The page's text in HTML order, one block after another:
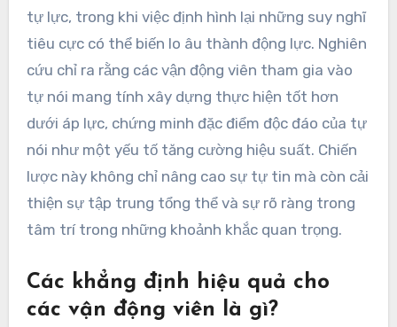
tự lực, trong khi việc định hình lại những suy nghĩ
tiêu cực có thể biến lo âu thành động lực. Nghiên
cứu chỉ ra rằng các vận động viên tham gia vào
tự nói mang tính xây dựng thực hiện tốt hơn
dưới áp lực, chứng minh đặc điểm độc đáo của tự
nói như một yếu tố tăng cường hiệu suất. Chiến
lược này không chỉ nâng cao sự tự tin mà còn cải
thiện sự tập trung tổng thể và sự rõ ràng trong
tâm trí trong những khoảnh khắc quan trọng.
Các khẳng định hiệu quả cho
các vận động viên là gì?